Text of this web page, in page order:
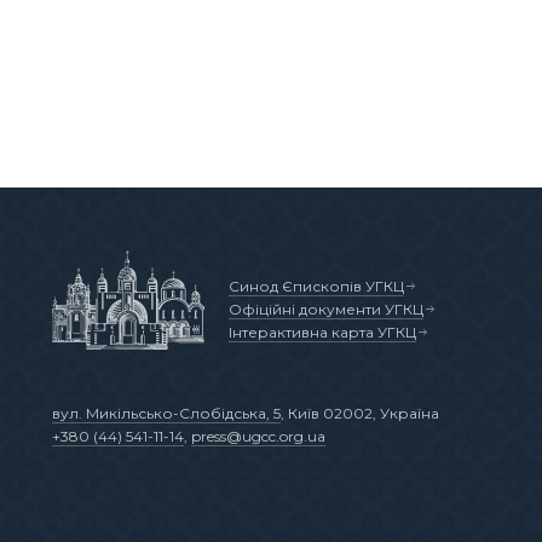
вул. Микільсько-Слобідська, 5 , Київ 02002, Україна
+380 (44) 541-11-14 press@ugcc.org.ua
Синод Єпископів УГКЦ
Офіційні документи УГКЦ
Інтерактивна карта УГКЦ